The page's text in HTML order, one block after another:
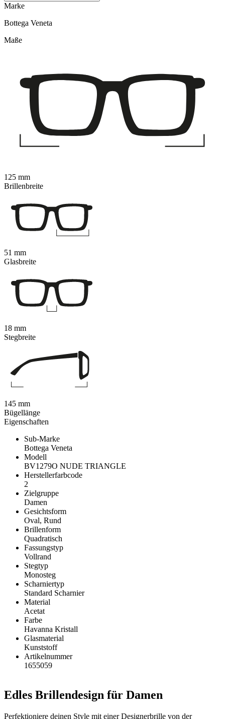
Marke
Bottega Veneta
Eigenschaften
Sub-Marke
Bottega Veneta
Modell
BV1279O NUDE TRIANGLE
Herstellerfarbcode
2
Zielgruppe
Damen
Gesichtsform
Oval, Rund
Brillenform
Quadratisch
Fassungstyp
Vollrand
Stegtyp
Monosteg
Scharniertyp
Standard Scharnier
Material
Acetat
Farbe
Havanna Kristall
Glasmaterial
Kunststoff
Artikelnummer
1655059
Edles Brillendesign für Damen
Perfektioniere deinen Style mit einer Designerbrille von der
Maße
125 mm
Brillenbreite
51 mm
Glasbreite
18 mm
Stegbreite
145 mm
Bügellänge